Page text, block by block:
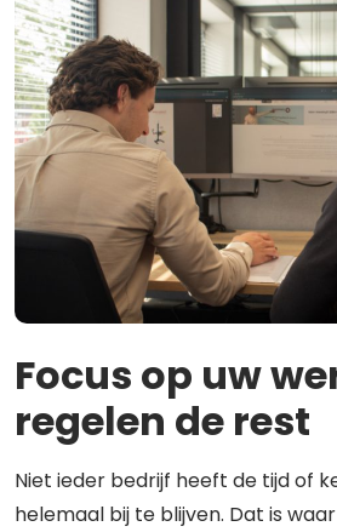
Focus op uw
regelen de rest
Niet ieder bedrijf heeft de tijd of
helemaal bij te blijven. Dat is